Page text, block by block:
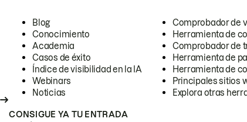
Blog
Conocimiento
Academia
Casos de éxito
Índice de visibilidad en la IA
Webinars
Noticias
Comprobador de
Herramienta de
Comprobador de
Herramienta de
Herramienta de
Principales sitios
Explora otras
CONSIGUE YA TU ENTRADA